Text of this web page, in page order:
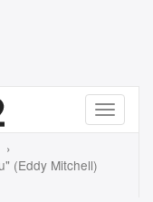
Menu
(Eddy Mitchell)